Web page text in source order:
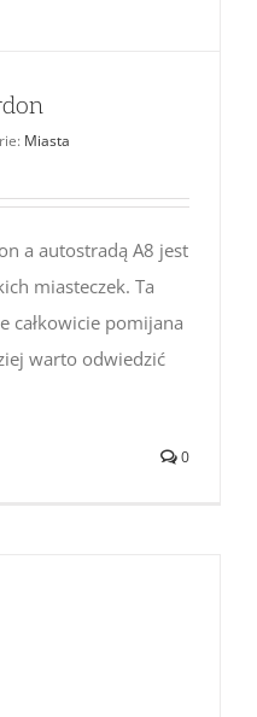
Miasta
a autostradą A8 jest
miasteczek. Ta
całkowicie pomijana
warto odwiedzić
0